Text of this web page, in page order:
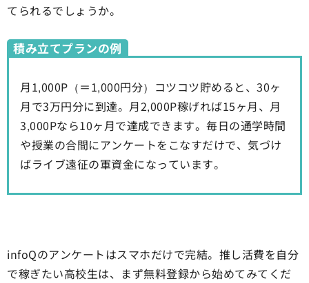
てられるでしょうか。
積み立てプランの例
月1,000P（＝1,000円分）コツコツ貯めると、30ヶ
月で3万円分に到達。月2,000P稼げれば15ヶ月、月
3,000Pなら10ヶ月で達成できます。毎日の通学時間
や授業の合間にアンケートをこなすだけで、気づけ
ばライブ遠征の軍資金になっています。
infoQのアンケートはスマホだけで完結。推し活費を自分
で稼ぎたい高校生は、まず無料登録から始めてみてくだ